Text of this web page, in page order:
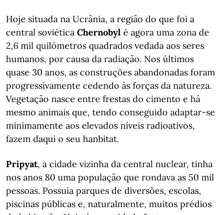
Hoje situada na Ucrânia, a região do que foi a
central soviética Chernobyl é agora uma zona de
2,6 mil quilómetros quadrados vedada aos seres
humanos, por causa da radiação. Nos últimos
quase 30 anos, as construções abandonadas foram
progressivamente cedendo às forças da natureza.
Vegetação nasce entre frestas do cimento e há
mesmo animais que, tendo conseguido adaptar-se
minimamente aos elevados níveis radioativos,
fazem daqui o seu hanbitat.
Pripyat, a cidade vizinha da central nuclear, tinha
nos anos 80 uma população que rondava as 50 mil
pessoas. Possuía parques de diversões, escolas,
piscinas públicas e, naturalmente, muitos prédios